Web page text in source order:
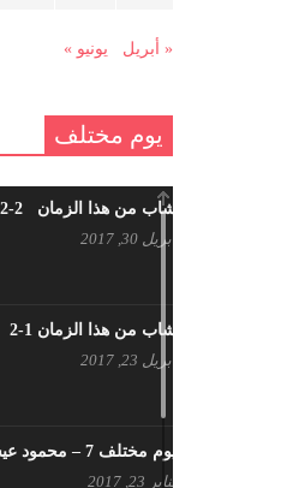
« أبريل يونيو »
يوم مختلف
شاب من هذا الزمان 2-2
أبريل 30, 2017
شاب من هذا الزمان 1-2
أبريل 23, 2017
يوم مختلف 7 – محمود عيسى
يناير 23, 2017